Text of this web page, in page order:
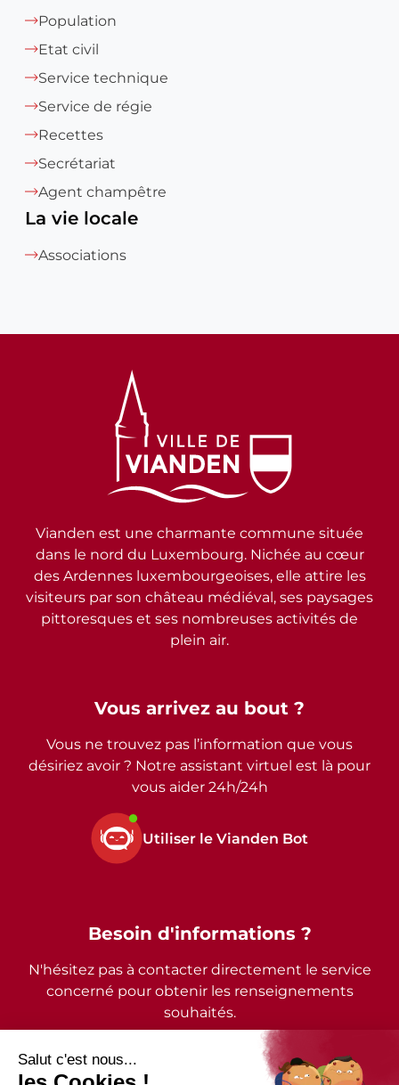
Population
Etat civil
Service technique
Service de régie
Recettes
Secrétariat
Agent champêtre
La vie locale
Associations
Vous arrivez au bout ?
Vous ne trouvez pas l’information que vous
désiriez avoir ? Notre assistant virtuel est là pour
vous aider 24h/24h
Utiliser le Vianden Bot
Vianden est une charmante commune située
dans le nord du Luxembourg. Nichée au cœur
des Ardennes luxembourgeoises, elle attire les
visiteurs par son château médiéval, ses paysages
pittoresques et ses nombreuses activités de
plein air.
Besoin d'informations ?
N'hésitez pas à contacter directement le service
concerné pour obtenir les renseignements
souhaités.
2026 - © Commune de Vianden - Tous droits réservés